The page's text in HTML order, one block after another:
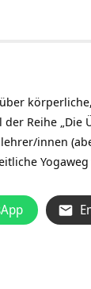
Reihe „Die
innen
Yogaweg